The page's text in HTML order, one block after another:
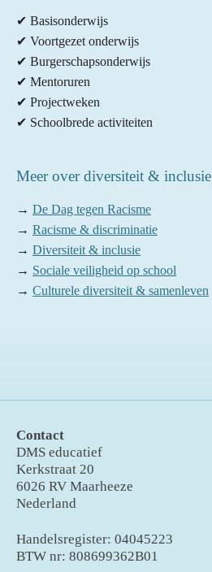
✔ Basisonderwijs
✔ Voortgezet onderwijs
✔ Burgerschapsonderwijs
✔ Mentoruren
✔ Projectweken
✔ Schoolbrede activiteiten
Meer over diversiteit & inclusie
→ De Dag tegen Racisme
→ Racisme & discriminatie
→ Diversiteit & inclusie
→ Sociale veiligheid op school
→ Culturele diversiteit & samenleven
Contact
DMS educatief
Kerkstraat 20
6026 RV Maarheeze
Nederland
Handelsregister: 04045223
BTW nr: 808699362B01